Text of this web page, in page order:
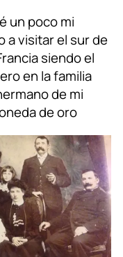
un poco mi
a visitar el sur de
siendo el
en la familia
de mi
de oro